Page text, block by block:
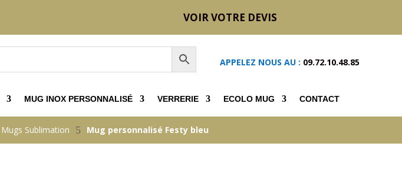
VOIR VOTRE DEVIS
APPELEZ NOUS AU : 09.72.10.48.85
MUG INOX PERSONNALISÉ VERRERIE ECOLO MUG CONTACT
Mugs Sublimation 5 Mug personnalisé Festy bleu